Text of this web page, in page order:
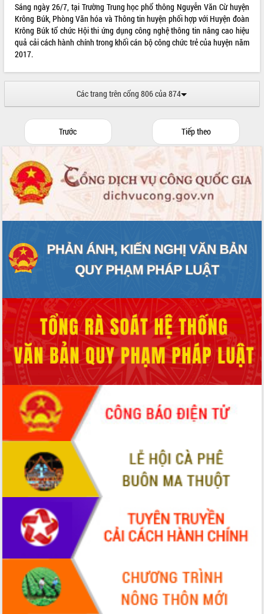
Sáng ngày 26/7, tại Trường Trung học phổ thông Nguyễn Văn Cừ huyện
Krông Búk, Phòng Văn hóa và Thông tin huyện phối hợp với Huyện đoàn
Krông Búk tổ chức Hội thi ứng dụng công nghệ thông tin nâng cao hiệu
quả cải cách hành chính trong khối cán bộ công chức trẻ của huyện năm
2017.
Các trang trên cổng 806 của 874
Trước Tiếp theo